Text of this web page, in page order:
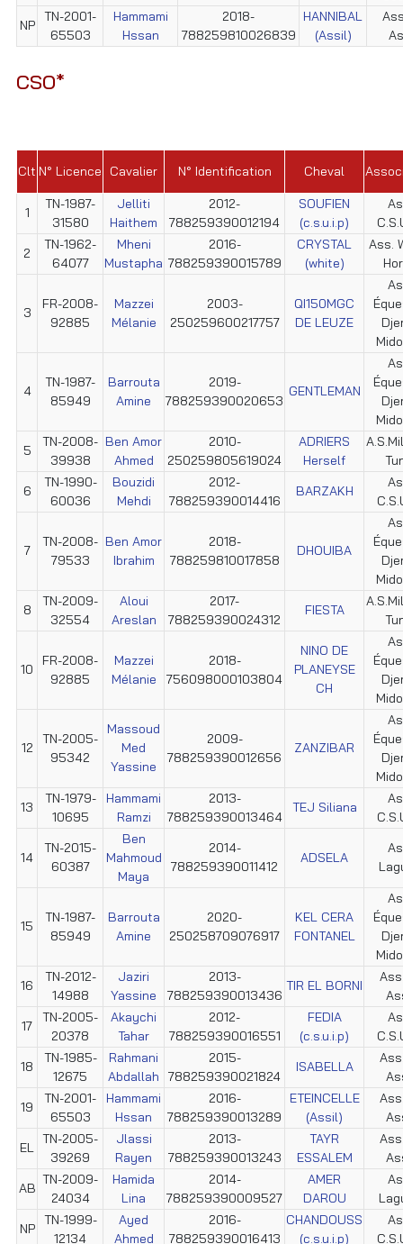
NP
TN-2001-
65503
Hammami
Hssan
2018-
788259810026839
HANNIBAL
(Assil)
CSO*
Clt N° Licence Cavalier N° Identification Cheval
1
TN-1987-
31580
Jelliti
Haithem
2012-
788259390012194
SOUFIEN
(c.s.u.i.p)
2
TN-1962-
64077
Mheni
Mustapha
2016-
788259390015789
CRYSTAL
(white)
Ass.
3
FR-2008-
92885
Mazzei
Mélanie
2003-
250259600217757
QI150MGC
DE LEUZE
4
TN-1987-
85949
Barrouta
Amine
2019-
788259390020653
GENTLEMAN
5
TN-2008-
39938
Ben Amor
Ahmed
2010-
250259805619024
ADRIERS
Herself
6
TN-1990-
60036
Bouzidi
Mehdi
2012-
788259390014416
BARZAKH
7
TN-2008-
79533
Ben Amor
Ibrahim
2018-
788259810017858
DHOUIBA
8
TN-2009-
32554
Aloui
Areslan
2017-
788259390024312
FIESTA
10
FR-2008-
92885
Mazzei
Mélanie
2018-
756098000103804
NINO DE
PLANEYSE
CH
12
TN-2005-
95342
Massoud
Med
Yassine
2009-
788259390012656
ZANZIBAR
13
TN-1979-
10695
Hammami
Ramzi
2013-
788259390013464
TEJ Siliana
14
TN-2015-
60387
Ben
Mahmoud
Maya
2014-
788259390011412
ADSELA
15
TN-1987-
85949
Barrouta
Amine
2020-
250258709076917
KEL CERA
FONTANEL
16
TN-2012-
14988
Jaziri
Yassine
2013-
788259390013436
TIR EL BORNI
17
TN-2005-
20378
Akaychi
Tahar
2012-
788259390016551
FEDIA
(c.s.u.i.p)
18
TN-1985-
12675
Rahmani
Abdallah
2015-
788259390021824
ISABELLA
19
TN-2001-
65503
Hammami
Hssan
2016-
788259390013289
ETEINCELLE
(Assil)
EL
TN-2005-
39269
Jlassi
Rayen
2013-
788259390013243
TAYR
ESSALEM
AB
TN-2009-
24034
Hamida
Lina
2014-
788259390009527
AMER
DAROU
NP
TN-1999-
12134
Ayed
Ahmed
2016-
788259390016413
CHANDOUSS
(c.s.u.i.p)